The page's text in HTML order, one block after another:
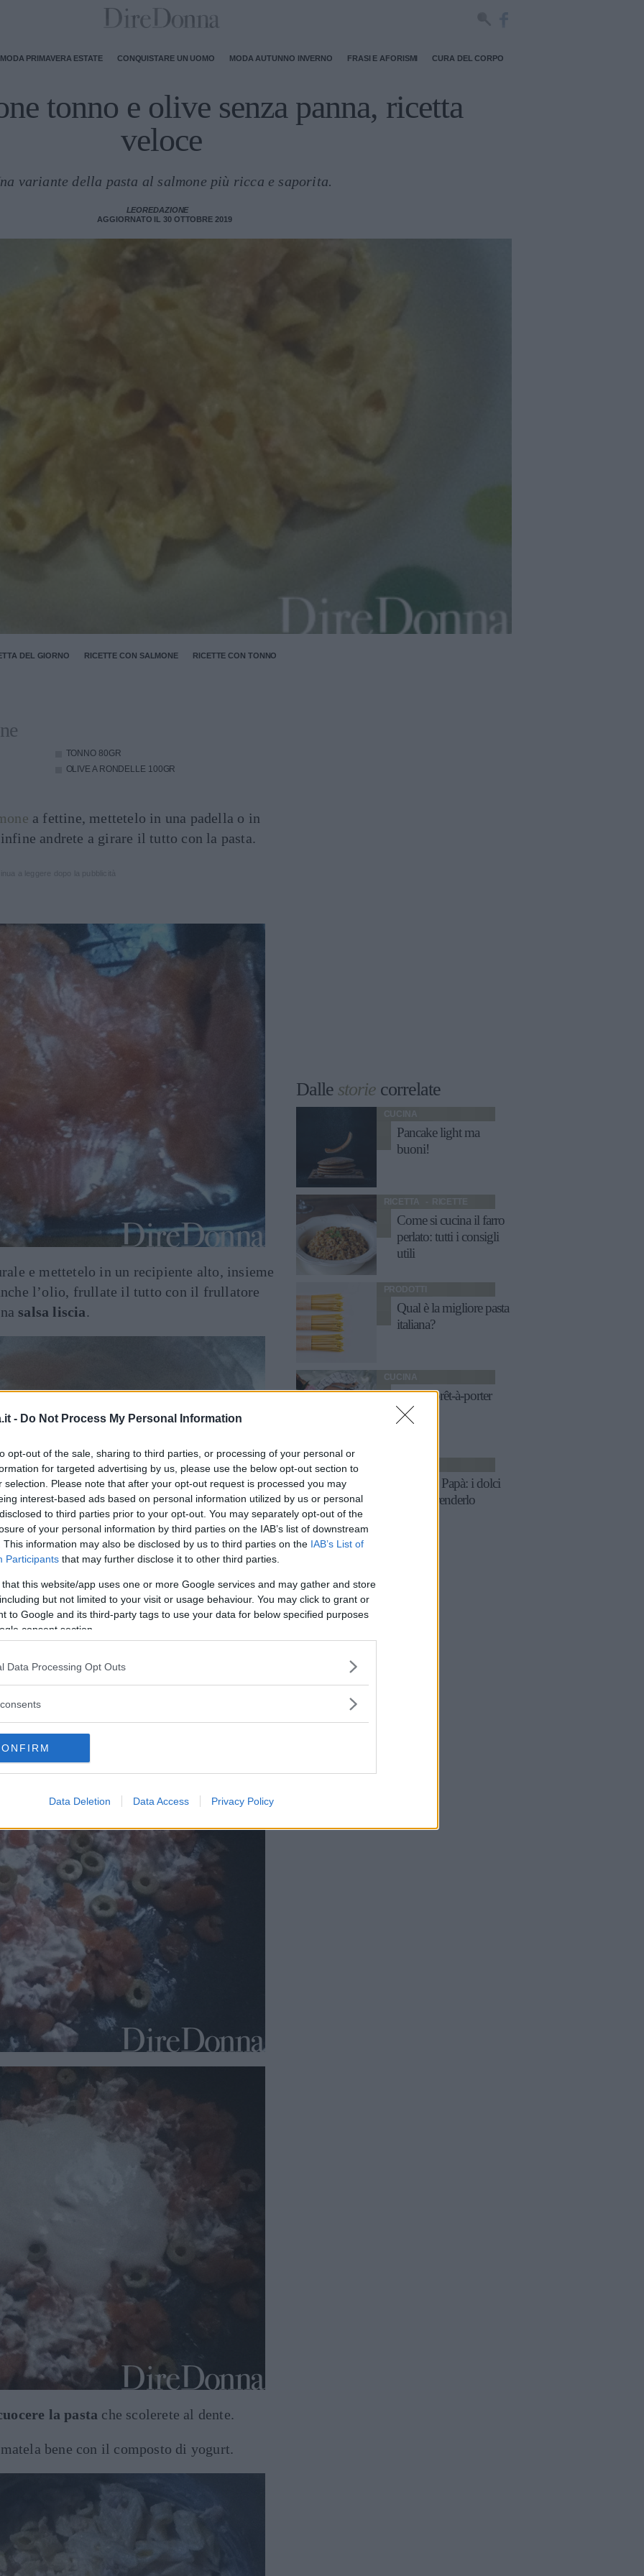
- Do Not Process My Personal Information
opt-out of the sale, sharing to third parties, or processing of your personal or
for targeted advertising by us, please use the below opt-out section to
selection. Please note that after your opt-out request is processed you may
interest-based ads based on personal information utilized by us or personal
to third parties prior to your opt-out. You may separately opt-out of the
of your personal information by third parties on the IAB’s list of downstream
This information may also be disclosed by us to third parties on the IAB’s List of
Participants that may further disclose it to other third parties.
that this website/app uses one or more Google services and may gather and store
but not limited to your visit or usage behaviour. You may click to grant or
to Google and its third-party tags to use your data for below specified purposes
consent section.
Data Processing Opt Outs
Data Deletion Data Access Privacy Policy
MODA PRIMAVERA ESTATE CONQUISTARE UN UOMO MODA AUTUNNO INVERNO FRASI E AFORISMI CURA DEL CORPO
tonno e olive senza panna, ricetta
veloce
variante della pasta al salmone più ricca e saporita.
LEOREDAZIONE
AGGIORNATO IL 30 OTTOBRE 2019
DEL GIORNO RICETTE CON SALMONE RICETTE CON TONNO
TONNO 80GR
OLIVE A RONDELLE 100GR
a fettine, mettetelo in una padella o in
andrete a girare il tutto con la pasta.
e mettetelo in un recipiente alto, insieme
l’olio, frullate il tutto con il frullatore
salsa liscia.
al salmone, preparato precedentemente,
girate il tutto e lasciate da parte.
la pasta che scolerete al dente.
bene con il composto di yogurt.
Dalle storie correlate
CUCINA
Pancake light ma
buoni!
RICETTA
Come si cucina il farro
perlato: tutti i consigli
utili
PRODOTTI
Qual è la migliore pasta
italiana?
CUCINA
Pranzo prêt-à-porter
Festa del Papà: i dolci
per sorprenderlo